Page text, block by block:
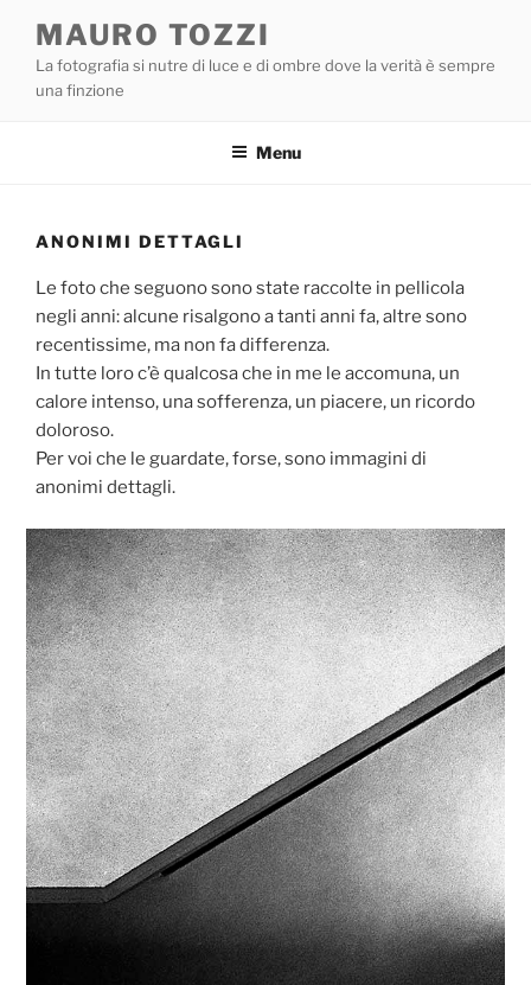
contenuto
MAURO TOZZI
La fotografia si nutre di luce e di ombre dove la verità è sempre
una finzione
Menu
ANONIMI DETTAGLI
Le foto che seguono sono state raccolte in pellicola
negli anni: alcune risalgono a tanti anni fa, altre sono
recentissime, ma non fa differenza.
In tutte loro c’è qualcosa che in me le accomuna, un
calore intenso, una sofferenza, un piacere, un ricordo
doloroso.
Per voi che le guardate, forse, sono immagini di
anonimi dettagli.